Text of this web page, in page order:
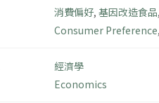
消費偏好, 基因改造食品,
Consumer Preference,
經濟學
Economics